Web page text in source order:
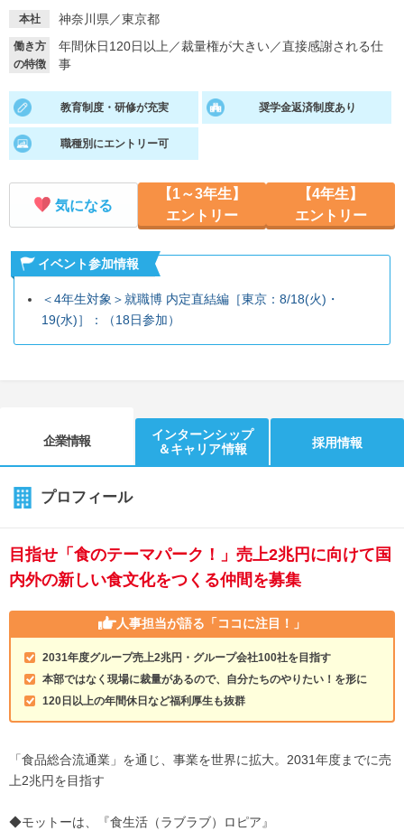
就活支援
就活ノウハウが満載！ お役立ち記事・相談室など
適職診断 就活チャンネル
就活ニュースペーパー
就活時事ニュースを更新 不明点があればこちら
本社 神奈川県／東京都
働き方
の特徴
年間休日120日以上 ／裁量権が大きい／直接感謝される仕
事
教育制度・研修が充実 奨学金返済制度あり
職種別にエントリー可
気になる
【1～3年生】
エントリー
【4年生】
エントリー
イベント参加情報
＜4年生対象＞就職博 内定直結編［東京：8/18(火)・
19(水)］：（18日参加）
企業情報
インターンシップ
＆キャリア情報
採用情報
プロフィール
目指せ「食のテーマパーク！」売上2兆円に向けて国
内外の新しい食文化をつくる仲間を募集
人事担当が語る 「ココに注目！」
2031年度グループ売上2兆円・グループ会社100社を目指す
本部ではなく現場に裁量があるので、自分たちのやりたい！を形に
120日以上の年間休日など福利厚生も抜群
「食品総合流通業」を通じ、事業を世界に拡大。2031年度までに売
上2兆円を目指す
◆モットーは、『食生活（ラブラブ）ロピア』